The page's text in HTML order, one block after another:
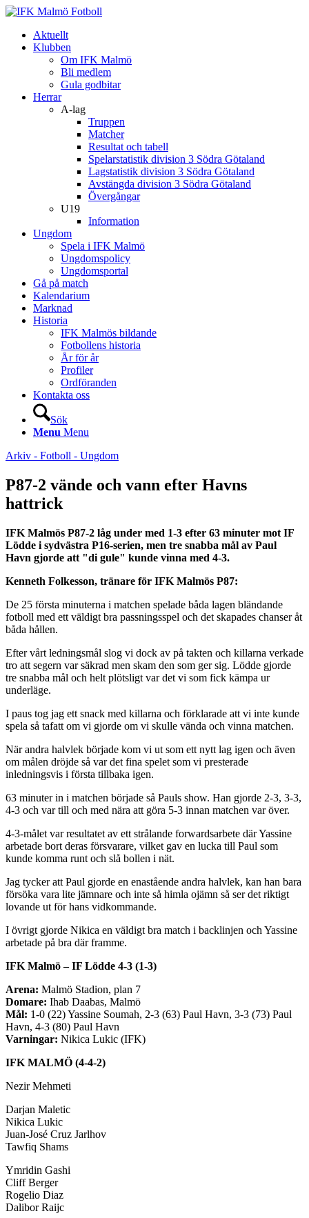
Aktuellt
Klubben
Om IFK Malmö
Bli medlem
Gula godbitar
Herrar
A-lag
Truppen
Matcher
Resultat och tabell
Spelarstatistik division 3 Södra Götaland
Lagstatistik division 3 Södra Götaland
Avstängda division 3 Södra Götaland
Övergångar
U19
Information
Ungdom
Spela i IFK Malmö
Ungdomspolicy
Ungdomsportal
Gå på match
Kalendarium
Marknad
Historia
IFK Malmös bildande
Fotbollens historia
År för år
Profiler
Ordföranden
Kontakta oss
Sök
Menu Menu
Arkiv - Fotboll - Ungdom
P87-2 vände och vann efter Havns
hattrick
IFK Malmös P87-2 låg under med 1-3 efter 63 minuter mot IF
Lödde i sydvästra P16-serien, men tre snabba mål av Paul
Havn gjorde att "di gule" kunde vinna med 4-3.
Kenneth Folkesson, tränare för IFK Malmös P87:
De 25 första minuterna i matchen spelade båda lagen bländande
fotboll med ett väldigt bra passningsspel och det skapades chanser åt
båda hållen.
Efter vårt ledningsmål slog vi dock av på takten och killarna verkade
tro att segern var säkrad men skam den som ger sig. Lödde gjorde
tre snabba mål och helt plötsligt var det vi som fick kämpa ur
underläge.
I paus tog jag ett snack med killarna och förklarade att vi inte kunde
spela så tafatt om vi gjorde om vi skulle vända och vinna matchen.
När andra halvlek började kom vi ut som ett nytt lag igen och även
om målen dröjde så var det fina spelet som vi presterade
inledningsvis i första tillbaka igen.
63 minuter in i matchen började så Pauls show. Han gjorde 2-3, 3-3,
4-3 och var till och med nära att göra 5-3 innan matchen var över.
4-3-målet var resultatet av ett strålande forwardsarbete där Yassine
arbetade bort deras försvarare, vilket gav en lucka till Paul som
kunde komma runt och slå bollen i nät.
Jag tycker att Paul gjorde en enastående andra halvlek, kan han bara
försöka vara lite jämnare och inte så himla ojämn så ser det riktigt
lovande ut för hans vidkommande.
I övrigt gjorde Nikica en väldigt bra match i backlinjen och Yassine
arbetade på bra där framme.
IFK Malmö – IF Lödde 4-3 (1-3)
Arena: Malmö Stadion, plan 7
Domare: Ihab Daabas, Malmö
Mål: 1-0 (22) Yassine Soumah, 2-3 (63) Paul Havn, 3-3 (73) Paul
Havn, 4-3 (80) Paul Havn
Varningar: Nikica Lukic (IFK)
IFK MALMÖ (4-4-2)
Nezir Mehmeti
Darjan Maletic
Nikica Lukic
Juan-José Cruz Jarlhov
Tawfiq Shams
Ymridin Gashi
Cliff Berger
Rogelio Diaz
Dalibor Raijc